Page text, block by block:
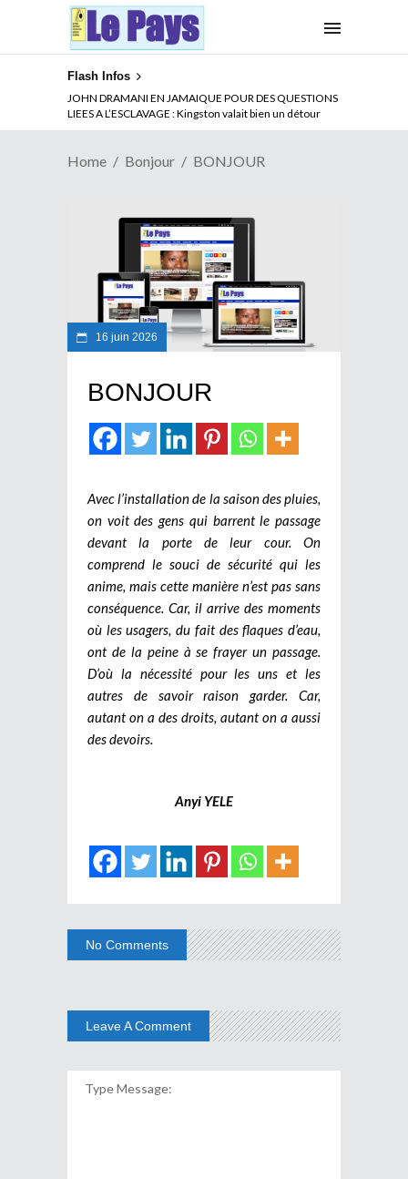
Flash Infos
JOHN DRAMANI EN JAMAIQUE POUR DES QUESTIONS
LIEES A L’ESCLAVAGE : Kingston valait bien un détour
Home Bonjour BONJOUR
16 juin 2026
BONJOUR
Avec l’installation de la saison des pluies,
on voit des gens qui barrent le passage
devant la porte de leur cour. On
comprend le souci de sécurité qui les
anime, mais cette manière n’est pas sans
conséquence. Car, il arrive des moments
où les usagers, du fait des flaques d’eau,
ont de la peine à se frayer un passage.
D’où la nécessité pour les uns et les
autres de savoir raison garder. Car,
autant on a des droits, autant on a aussi
des devoirs.
Anyi YELE
No Comments
Leave A Comment